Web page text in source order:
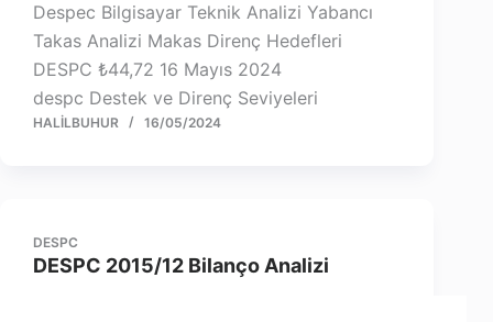
Despec Bilgisayar Teknik Analizi Yabancı
Takas Analizi Makas Direnç Hedefleri
DESPC ₺44,72 16 Mayıs 2024
despc Destek ve Direnç Seviyeleri
HALILBUHUR 16/05/2024
DESPC
DESPC 2015/12 Bilanço Analizi